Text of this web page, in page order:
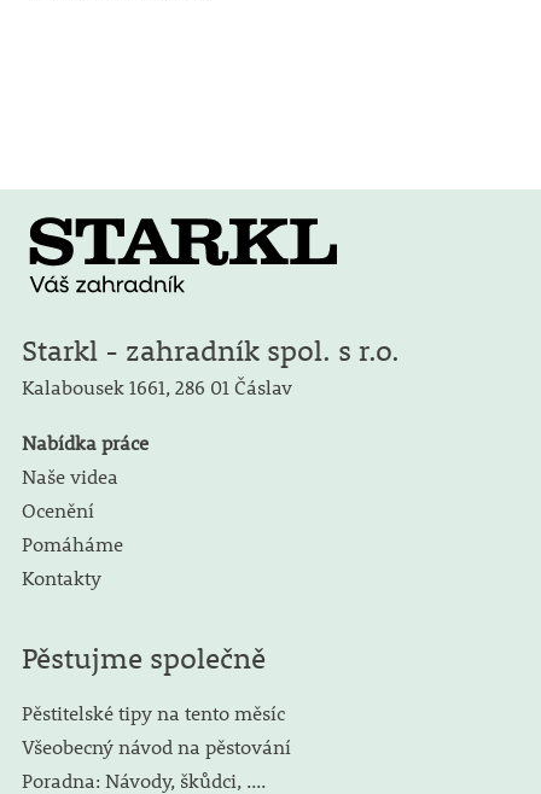
Starkl - zahradník spol. s r.o.
Kalabousek 1661, 286 01 Čáslav
Nabídka práce
Naše videa
Ocenění
Pomáháme
Kontakty
Pěstujme společně
Pěstitelské tipy na tento měsíc
Všeobecný návod na pěstování
Poradna: Návody, škůdci, ....